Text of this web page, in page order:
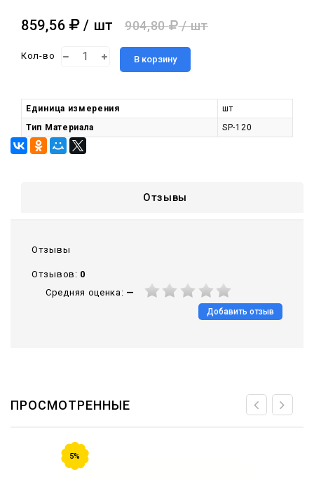
859,56 / шт 904,80 / шт
Кол-во В корзину
Единица измерения
шт
Тип Материала
SP-120
Отзывы
Отзывы
Отзывов: 0
Средняя оценка: —
Добавить отзыв
ПРОСМОТРЕННЫЕ
5%